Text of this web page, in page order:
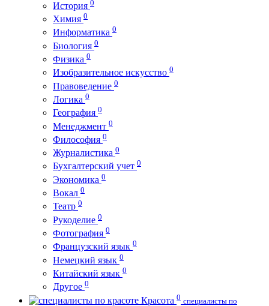
История 0
Химия 0
Информатика 0
Биология 0
Физика 0
Изобразительное искусство 0
Правоведение 0
Логика 0
География 0
Менеджмент 0
Философия 0
Журналистика 0
Бухгалтерский учет 0
Экономика 0
Вокал 0
Театр 0
Рукоделие 0
Фотография 0
Французский язык 0
Немецкий язык 0
Китайский язык 0
Другое 0
Красота 0 специалисты по